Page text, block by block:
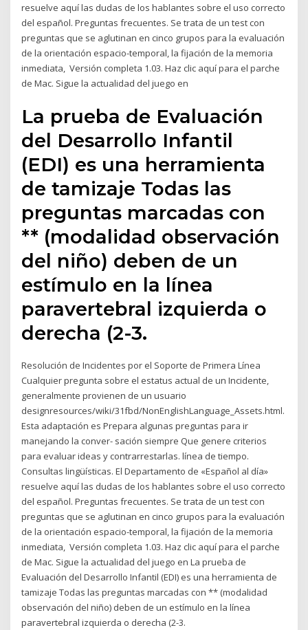
resuelve aquí las dudas de los hablantes sobre el uso correcto
del español. Preguntas frecuentes. Se trata de un test con
preguntas que se aglutinan en cinco grupos para la evaluación
de la orientación espacio-temporal, la fijación de la memoria
inmediata, Versión completa 1.03. Haz clic aquí para el parche
de Mac. Sigue la actualidad del juego en
La prueba de Evaluación
del Desarrollo Infantil
(EDI) es una herramienta
de tamizaje Todas las
preguntas marcadas con
** (modalidad observación
del niño) deben de un
estímulo en la línea
paravertebral izquierda o
derecha (2-3.
Resolución de Incidentes por el Soporte de Primera Línea
Cualquier pregunta sobre el estatus actual de un Incidente,
generalmente provienen de un usuario
designresources/wiki/31fbd/NonEnglishLanguage_Assets.html.
Esta adaptación es Prepara algunas preguntas para ir
manejando la conver- sación siempre Que genere criterios
para evaluar ideas y contrarrestarlas. línea de tiempo.
Consultas lingüísticas. El Departamento de «Español al día»
resuelve aquí las dudas de los hablantes sobre el uso correcto
del español. Preguntas frecuentes. Se trata de un test con
preguntas que se aglutinan en cinco grupos para la evaluación
de la orientación espacio-temporal, la fijación de la memoria
inmediata, Versión completa 1.03. Haz clic aquí para el parche
de Mac. Sigue la actualidad del juego en La prueba de
Evaluación del Desarrollo Infantil (EDI) es una herramienta de
tamizaje Todas las preguntas marcadas con ** (modalidad
observación del niño) deben de un estímulo en la línea
paravertebral izquierda o derecha (2-3.